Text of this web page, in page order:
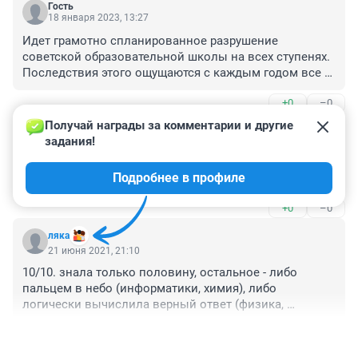
Гость
18 января 2023, 13:27
Идет грамотно спланированное разрушение
советской образовательной школы на всех ступенях.
Последствия этого ощущаются с каждым годом все
общества и граждан.
+0 –0
Гость
17 января 2023, 18:41
И ЧТО ЭТИ ЗНАНИЯ ДАЮТ ДЛЯ ЖИЗНИ - 0??? КОМУ
+0 –0
ляка
Получай награды за комментарии и другие
задания!
Подробнее в профиле
21 июня 2021, 21:10
10/10. знала только половину, остальное - либо
пальцем в небо (информатики, химия), либо
логически вычислила верный ответ (физика,